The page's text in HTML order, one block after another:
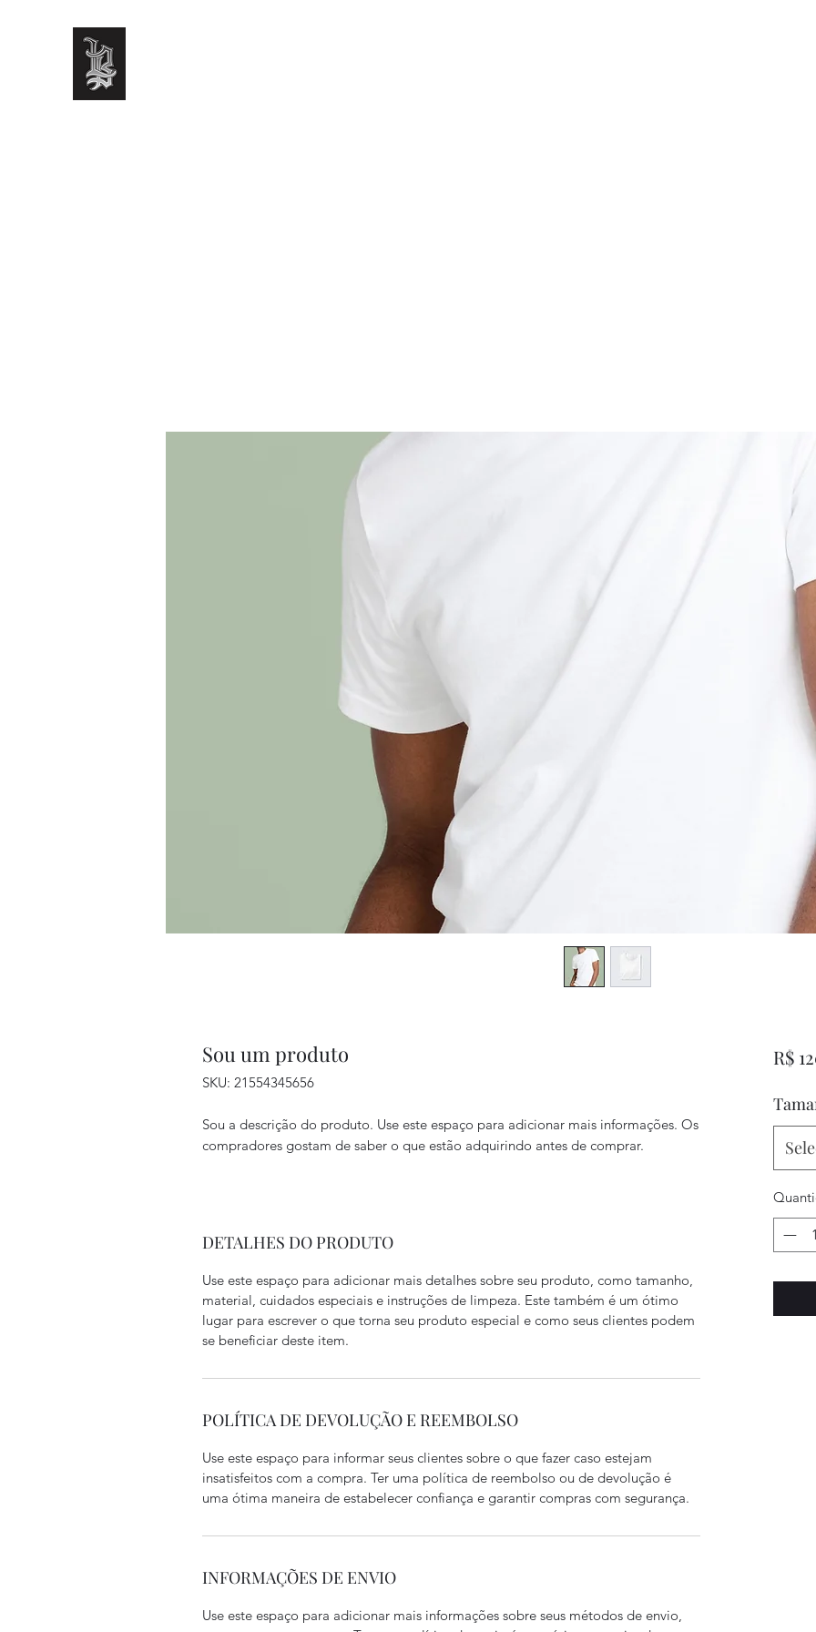
Sou um produto
SKU: 21554345656
Sou a descrição do produto. Use este espaço para adicionar mais informações. Os
compradores gostam de saber o que estão adquirindo antes de comprar.
DETALHES DO PRODUTO
Use este espaço para adicionar mais detalhes sobre seu produto, como tamanho,
material, cuidados especiais e instruções de limpeza. Este também é um ótimo
lugar para escrever o que torna seu produto especial e como seus clientes podem
se beneficiar deste item.
POLÍTICA DE DEVOLUÇÃO E REEMBOLSO
Use este espaço para informar seus clientes sobre o que fazer caso estejam
insatisfeitos com a compra. Ter uma política de reembolso ou de devolução é
uma ótima maneira de estabelecer confiança e garantir compras com segurança.
INFORMAÇÕES DE ENVIO
Use este espaço para adicionar mais informações sobre seus métodos de envio,
R$